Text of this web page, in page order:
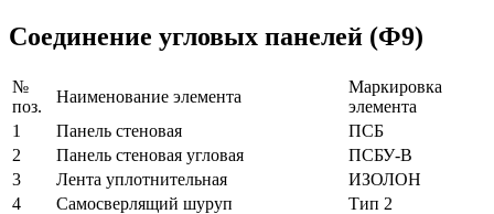
Соединение угловых панелей (Ф9)
№
поз.
Наименование элемента
Маркировка
элемента
1
Панель стеновая
ПСБ
2
Панель стеновая угловая
ПСБУ-В
3
Лента уплотнительная
ИЗОЛОН
4
Самосверлящий шуруп
Тип 2